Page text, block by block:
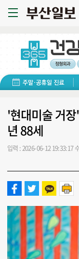
'현대미술 거
년 88세
입력 : 2026-06-12 19:33:17